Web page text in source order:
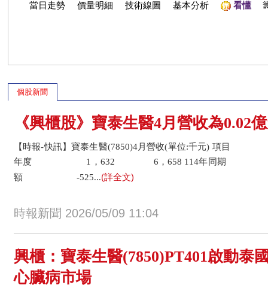
當日走勢 價量明細 技術線圖 基本分析 看懂
個股新聞
《興櫃股》寶泰生醫4月營收為0.02
【時報-快訊】寶泰生醫(7850)4月營收(單位:千元)
年度 1，632 6，658 114年同期 2，
額 -525...(詳全文)
時報新聞 2026/05/09 11:04
興櫃：寶泰生醫(7850)PT401啟動泰
心臟病市場